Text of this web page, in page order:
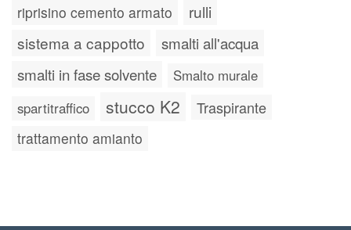
riprisino cemento armato
rulli
sistema a cappotto
smalti all'acqua
smalti in fase solvente
Smalto murale
spartitraffico
stucco K2 Traspirante
trattamento amianto